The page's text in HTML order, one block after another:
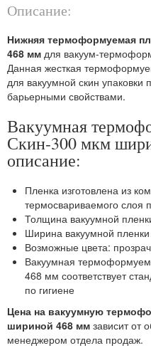
Описание:
Нижняя термоформуемая
468 мм для вакуум-
Данная жесткая
для вакуумной скин
барьерными свойствами.
Вакуумная
Скин-300 мкм
описание:
Пленка изготовлена из
термосвариваемого слоя
Толщина вакуумной
Ширина вакуумной
Возможные цвета:
Вакуумная
468 мм соответствует
по гигиене
Цена на вакуумную
шириной 468 мм зависит от
менеджером отдела продаж.